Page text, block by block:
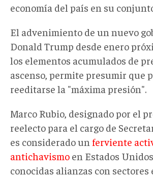
economía del país en su
El advenimiento de un nuevo
Donald Trump desde enero
los elementos acumulados de
ascenso, permite presumir que
reeditarse la "máxima presión".
Marco Rubio, designado por el
reelecto para el cargo de
es considerado un ferviente
antichavismo en Estados
conocidas alianzas con